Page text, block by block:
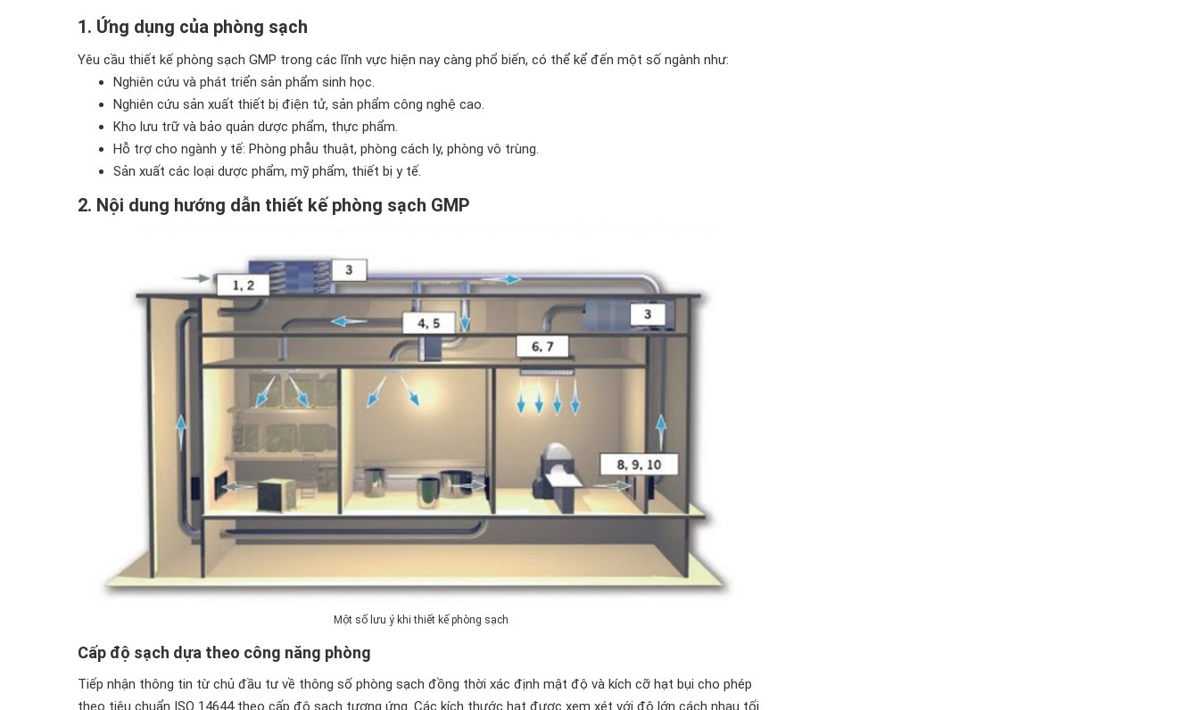
1. Ứng dụng của phòng sạch
Yêu cầu thiết kế phòng sạch GMP trong các lĩnh vực hiện nay càng phổ biến, có thể kể đến một số ngành như:
Nghiên cứu và phát triển sản phẩm sinh học.
Nghiên cứu sản xuất thiết bị điện tử, sản phẩm công nghệ cao.
Kho lưu trữ và bảo quản dược phẩm, thực phẩm.
Hỗ trợ cho ngành y tế: Phòng phẫu thuật, phòng cách ly, phòng vô trùng.
Sản xuất các loại dược phẩm, mỹ phẩm, thiết bị y tế.
2. Nội dung hướng dẫn thiết kế phòng sạch GMP
Một số lưu ý khi thiết kế phòng sạch
Cấp độ sạch dựa theo công năng phòng
Tiếp nhận thông tin từ chủ đầu tư về thông số phòng sạch đồng thời xác định mật độ và kích cỡ hạt bụi cho phép
theo tiêu chuẩn ISO 14644 theo cấp độ sạch tương ứng. Các kích thước hạt được xem xét với độ lớn cách nhau tối